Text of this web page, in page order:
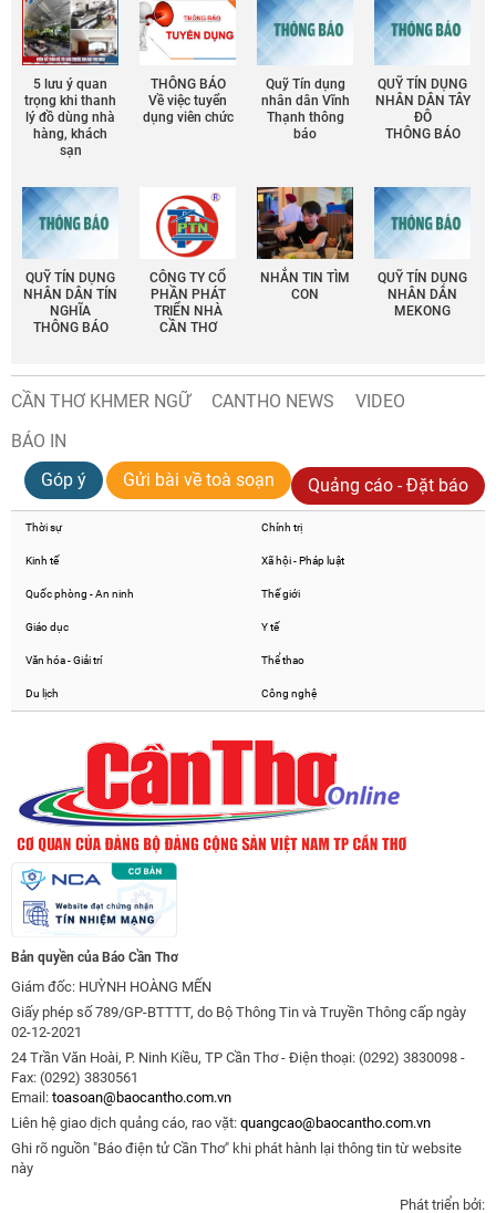
5 lưu ý quan
trọng khi thanh
lý đồ dùng nhà
hàng, khách
sạn
THÔNG BÁO
Về việc tuyển
dụng viên chức
Quỹ Tín dụng
nhân dân Vĩnh
Thạnh thông
báo
QUỸ TÍN DỤNG
NHÂN DÂN TÂY
ĐÔ
THÔNG BÁO
QUỸ TÍN DỤNG
NHÂN DÂN TÍN
NGHĨA
THÔNG BÁO
CÔNG TY CỔ
PHẦN PHÁT
TRIỂN NHÀ
CẦN THƠ
NHẮN TIN TÌM
CON
QUỸ TÍN DỤNG
NHÂN DÂN
MEKONG
CẦN THƠ KHMER NGỮ CANTHO NEWS
VIDEO
BÁO IN
Góp ý
Gửi bài về toà soạn Quảng cáo - Đặt báo
Thời sự Chính trị
Kinh tế Xã hội - Pháp luật
Quốc phòng - An ninh Thế giới
Giáo dục Y tế
Văn hóa - Giải trí Thể thao
Du lịch Công nghệ
Bản quyền của Báo Cần Thơ
Giám đốc: HUỲNH HOÀNG MẾN
Giấy phép số 789/GP-BTTTT, do Bộ Thông Tin và Truyền Thông cấp ngày
02-12-2021
24 Trần Văn Hoài, P. Ninh Kiều, TP Cần Thơ - Điện thoại: (0292) 3830098 -
Fax: (0292) 3830561
Email: toasoan@baocantho.com.vn
Liên hệ giao dịch quảng cáo, rao vặt: quangcao@baocantho.com.vn
Ghi rõ nguồn "Báo điện tử Cần Thơ" khi phát hành lại thông tin từ website
này
Phát triển bởi: